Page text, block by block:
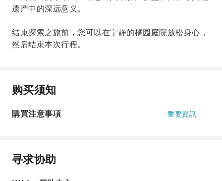
遗产中的深远意义。
结束探索之旅前，您可以在宁静的橘园庭院放松身心，
然后结束本次行程。
购买须知
購買注意事項 重要資訊
寻求协助